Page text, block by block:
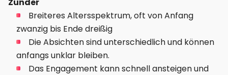
Breiteres Altersspektrum, oft von Anfang
zwanzig bis Ende dreißig
Die Absichten sind unterschiedlich und können
anfangs unklar bleiben.
Das Engagement kann schnell ansteigen und